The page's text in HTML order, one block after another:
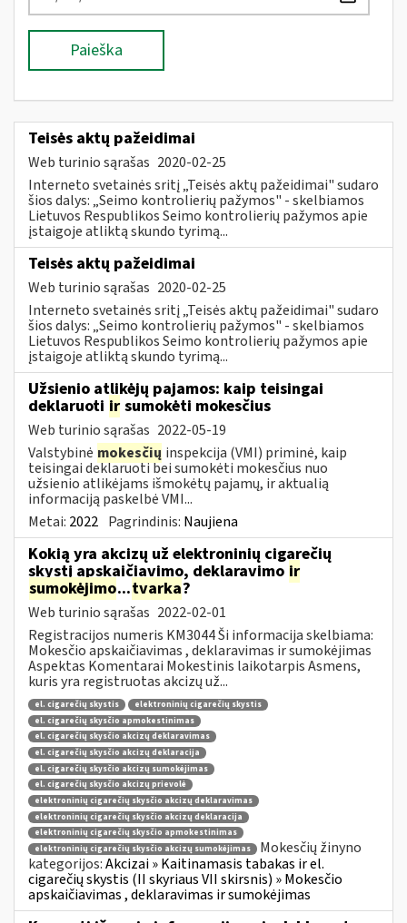
Paieška
Teisės aktų pažeidimai
Web turinio sąrašas 2020-02-25
Interneto svetainės sritį „Teisės aktų pažeidimai" sudaro
šios dalys: „Seimo kontrolierių pažymos" - skelbiamos
Lietuvos Respublikos Seimo kontrolierių pažymos apie
įstaigoje atliktą skundo tyrimą...
Teisės aktų pažeidimai
Web turinio sąrašas 2020-02-25
Interneto svetainės sritį „Teisės aktų pažeidimai" sudaro
šios dalys: „Seimo kontrolierių pažymos" - skelbiamos
Lietuvos Respublikos Seimo kontrolierių pažymos apie
įstaigoje atliktą skundo tyrimą...
Užsienio atlikėjų pajamos: kaip teisingai
deklaruoti ir sumokėti mokesčius
Web turinio sąrašas 2022-05-19
Valstybinė mokesčių inspekcija (VMI) priminė, kaip
teisingai deklaruoti bei sumokėti mokesčius nuo
užsienio atlikėjams išmokėtų pajamų, ir aktualią
informaciją paskelbė VMI...
Metai: 2022 Pagrindinis: Naujiena
Kokią yra akcizų už elektroninių cigarečių
skystį apskaičiavimo, deklaravimo ir
sumokėjimo...tvarka?
Web turinio sąrašas 2022-02-01
Registracijos numeris KM3044 Ši informacija skelbiama:
Mokesčio apskaičiavimas , deklaravimas ir sumokėjimas
Aspektas Komentarai Mokestinis laikotarpis Asmens,
kuris yra registruotas akcizų už...
el. cigarečių skystis
elektroninių cigarečių skystis
el. cigarečių skysčio apmokestinimas
el. cigarečių skysčio akcizų deklaravimas
el. cigarečių skysčio akcizų deklaracija
el. cigarečių skysčio akcizų sumokėjimas
el. cigarečių skysčio akcizų prievolė
elektroninių cigarečių skysčio akcizų deklaravimas
elektroninių cigarečių skysčio akcizų deklaracija
elektroninių cigarečių skysčio apmokestinimas
elektroninių cigarečių skysčio akcizų sumokėjimas
Mokesčių žinyno
kategorijos:Akcizai » Kaitinamasis tabakas ir el.
cigarečių skystis (II skyriaus VII skirsnis) » Mokesčio
apskaičiavimas , deklaravimas ir sumokėjimas